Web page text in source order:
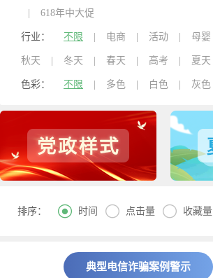
618年中大促
行业： 不限 电商 活动 母婴
秋天 冬天 春天 高考 夏天
色彩： 不限 多色 白色 灰色
排序：  时间  点击量  收藏量
典型电信诈骗案例警示